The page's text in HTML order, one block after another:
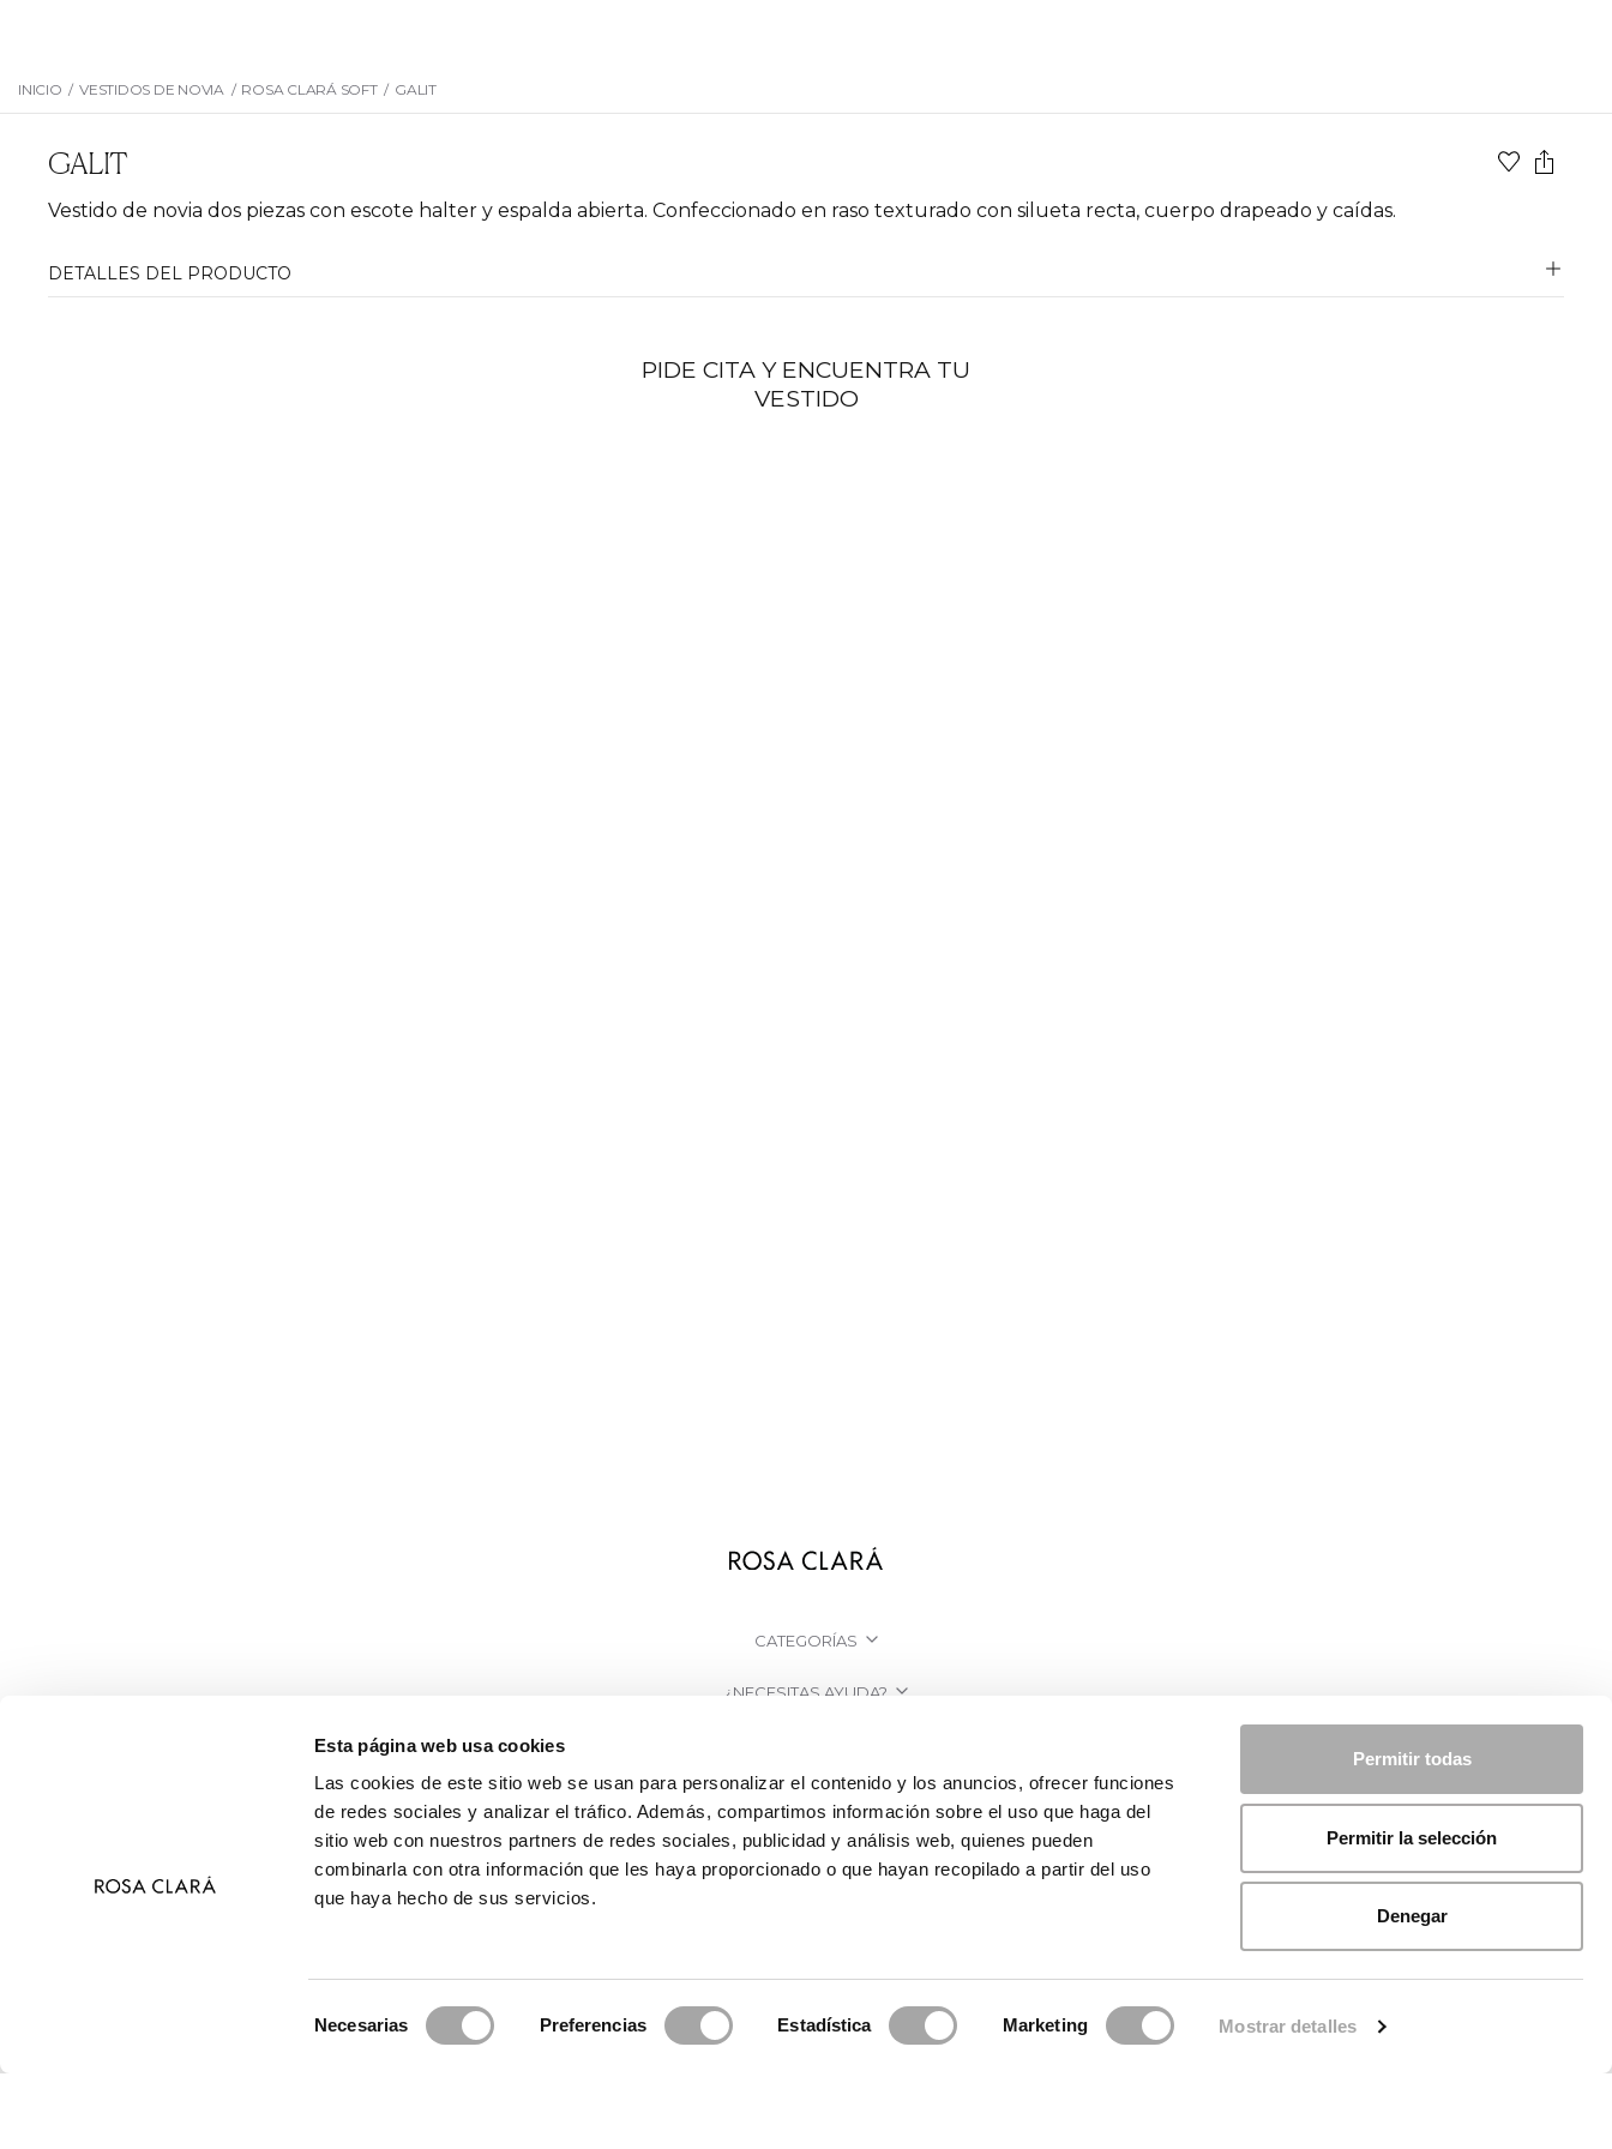
Esta página web usa cookies
Las cookies de este sitio web se usan para personalizar el contenido y los anuncios, ofrecer funciones
de redes sociales y analizar el tráfico. Además, compartimos información sobre el uso que haga del
sitio web con nuestros partners de redes sociales, publicidad y análisis web, quienes pueden
combinarla con otra información que les haya proporcionado o que hayan recopilado a partir del uso
que haya hecho de sus servicios.
Necesarias Preferencias Estadística Marketing Mostrar detalles
Permitir todas
Permitir la selección
Denegar
INICIO / VESTIDOS DE NOVIA / ROSA CLARÁ SOFT / GALIT
GALIT
Vestido de novia dos piezas con escote halter y espalda abierta. Confeccionado en raso texturado con silueta recta, cuerpo drapeado y caídas.
DETALLES DEL PRODUCTO
PIDE CITA Y ENCUENTRA TU
VESTIDO
CATEGORÍAS
¿NECESITAS AYUDA?
EMPRESA
© 2026 Rosa Clará | Since 1995 · Información legal Política de Privacidad Política de Cookies